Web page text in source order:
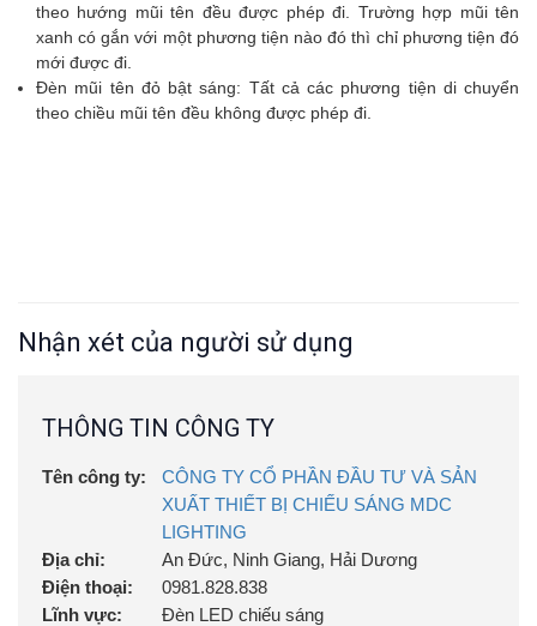
theo hướng mũi tên đều được phép đi. Trường hợp mũi tên
xanh có gắn với một phương tiện nào đó thì chỉ phương tiện đó
mới được đi.
Đèn mũi tên đỏ bật sáng: Tất cả các phương tiện di chuyển
theo chiều mũi tên đều không được phép đi.
Nhận xét của người sử dụng
THÔNG TIN CÔNG TY
Tên công ty:
CÔNG TY CỔ PHẦN ĐẦU TƯ VÀ SẢN
XUẤT THIẾT BỊ CHIẾU SÁNG MDC
LIGHTING
Địa chỉ:
An Đức, Ninh Giang, Hải Dương
Điện thoại:
0981.828.838
Lĩnh vực:
Đèn LED chiếu sáng